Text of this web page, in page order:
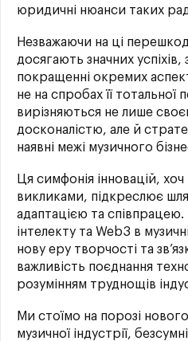
юридичні нюанси таких
Незважаючи на ці
досягають значних
покращенні окремих
не на спробах її тотальної
вирізняються не лише
досконалістю, але й
наявні межі музичного
Ця симфонія інновацій,
викликами, підкреслює
адаптацією та
інтелекту та Web3 в
нову еру творчості та
важливість поєднання
розумінням труднощів
Ми стоїмо на порозі
музичної індустрії,